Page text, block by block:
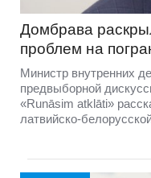
Домбравa
проблем на
Министр внутренних
предвыборной
«Runāsim atklāti»
латвийско-